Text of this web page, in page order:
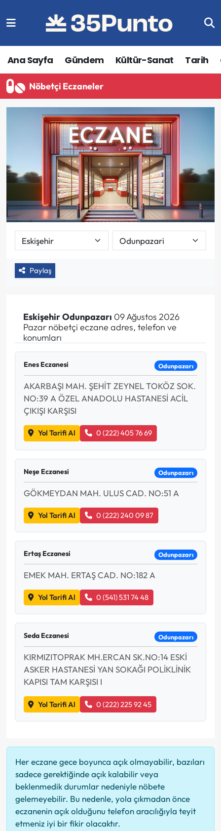
Ana Sayfa Gündem Kültür-Sanat Tarih
Nöbetçi Eczaneler
Paylaş
EskişehirOdunpazarı 09 Ağustos 2026
Pazar nöbetçi eczane adres, telefon ve
konumları
Enes Eczanesi Odunpazarı
AKARBAŞI MAH. ŞEHİT ZEYNEL TOKÖZ SOK.
NO:39 A ÖZEL ANADOLU HASTANESİ ACİL
ÇIKIŞI KARŞISI
Yol Tarifi Al 0 (222) 405 76 69
Neşe Eczanesi Odunpazarı
GÖKMEYDAN MAH. ULUS CAD. NO:51 A
Yol Tarifi Al 0 (222) 240 09 87
Ertaş Eczanesi Odunpazarı
EMEK MAH. ERTAŞ CAD. NO:182 A
Yol Tarifi Al 0 (541) 531 74 48
Seda Eczanesi Odunpazarı
KIRMIZITOPRAK MH.ERCAN SK.NO:14 ESKİ
ASKER HASTANESİ YAN SOKAĞI POLİKLİNİK
KAPISI TAM KARŞISI I
Yol Tarifi Al 0 (222) 225 92 45
Her eczane gece boyunca açık olmayabilir, bazıları
sadece gerektiğinde açık kalabilir veya
beklenmedik durumlar nedeniyle nöbete
gelemeyebilir. Bu nedenle, yola çıkmadan önce
eczanenin açık olduğunu telefon aracılığıyla teyit
etmeniz iyi bir fikir olacaktır.